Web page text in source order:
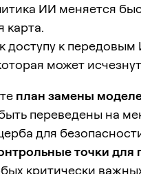
ИИ меняется
карта.
доступу к передовым
может
план замены
переведены на
для
точки для
критически